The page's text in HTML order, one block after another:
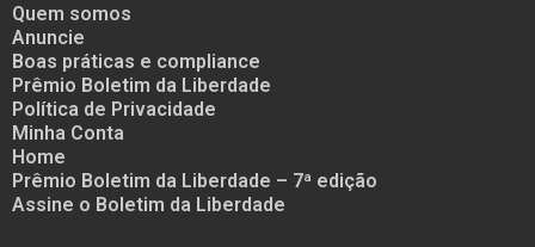
Quem somos
Anuncie
Boas práticas e compliance
Prêmio Boletim da Liberdade
Política de Privacidade
Minha Conta
Home
Prêmio Boletim da Liberdade – 7ª edição
Assine o Boletim da Liberdade